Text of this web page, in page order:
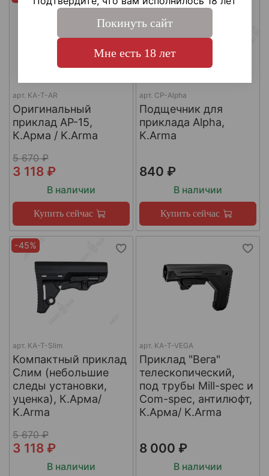
арт. KA-T-AR
Оригинальный
приклад AР-15,
К.Арма / K.Arma
5 670 ₽
3 118 ₽
В наличии
Купить сейчас
арт. CP-Alpha
Подщечник для
приклада Alpha,
K.Arma
840 ₽
В наличии
Купить сейчас
-45%
арт. KA-T-Slim
Компактный приклад
Слим (небольшие
следы установки,
уценка), К.Арма/
K.Arma
5 670 ₽
3 118 ₽
В наличии
арт. KA-T-VEGA
Приклад "Вега"
телескопический,
под трубы Mill-spec и
Com-spec, антилюфт,
К.Арма/ K.Arma
8 000 ₽
В наличии
Покинуть сайт
Мне есть 18 лет